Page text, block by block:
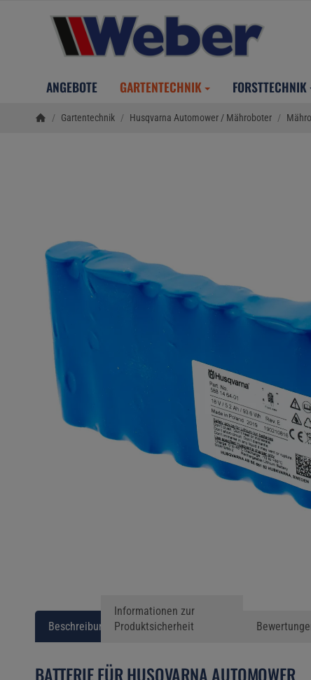
ANGEBOTE GARTENTECHNIK FORSTTECHNIK
/ Gartentechnik / Husqvarna Automower / Mähroboter /
Beschreibung
Informationen zur
Produktsicherheit
BATTERIE FÜR HUSQVARNA AUTOMOWER